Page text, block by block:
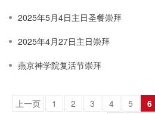
2025年5月4日主日圣餐崇拜
2025年4月27日主日崇拜
燕京神学院复活节崇拜
上一页 1 2 3 4 5 6